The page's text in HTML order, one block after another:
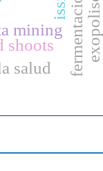
salud
mining
issr
shoots